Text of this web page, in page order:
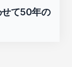
て50年の